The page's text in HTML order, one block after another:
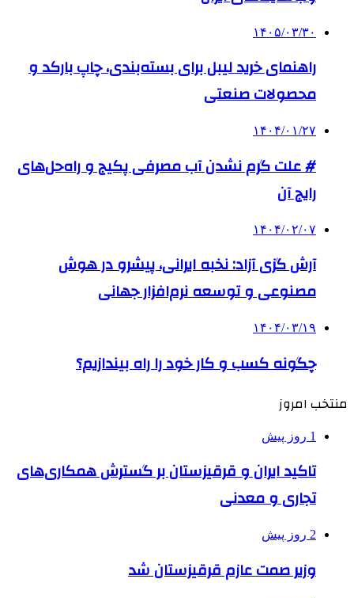
۱۴۰۵/۰۳/۳۰
راهنمای خرید لیبل برای بسته‌بندی، چاپ بارکد و
محصولات صنعتی
۱۴۰۴/۰۱/۲۷
# علت گرم نشدن آب مصرفی پکیج و راه‌حل‌های
رایج آن
۱۴۰۴/۰۲/۰۷
آرش گزی آزاد: نخبه ایرانی، پیشرو در هوش
مصنوعی و توسعه نرم‌افزار جهانی
۱۴۰۴/۰۳/۱۹
چگونه کسب و کار خود را راه بیندازیم؟
منتخب امروز
1 روز پیش
تاکید ایران و قرقیزستان بر گسترش همکاری‌های
تجاری و معدنی
2 روز پیش
وزیر صمت عازم قرقیزستان شد